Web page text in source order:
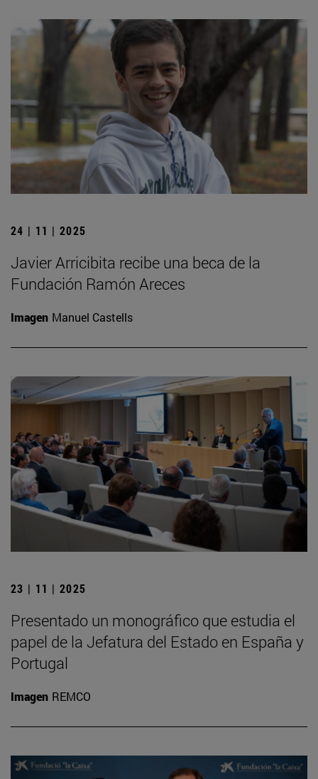
24 | 11 | 2025
Javier Arricibita recibe una beca de la
Fundación Ramón Areces
Imagen Manuel Castells
23 | 11 | 2025
Presentado un monográfico que estudia el
papel de la Jefatura del Estado en España y
Portugal
Imagen REMCO